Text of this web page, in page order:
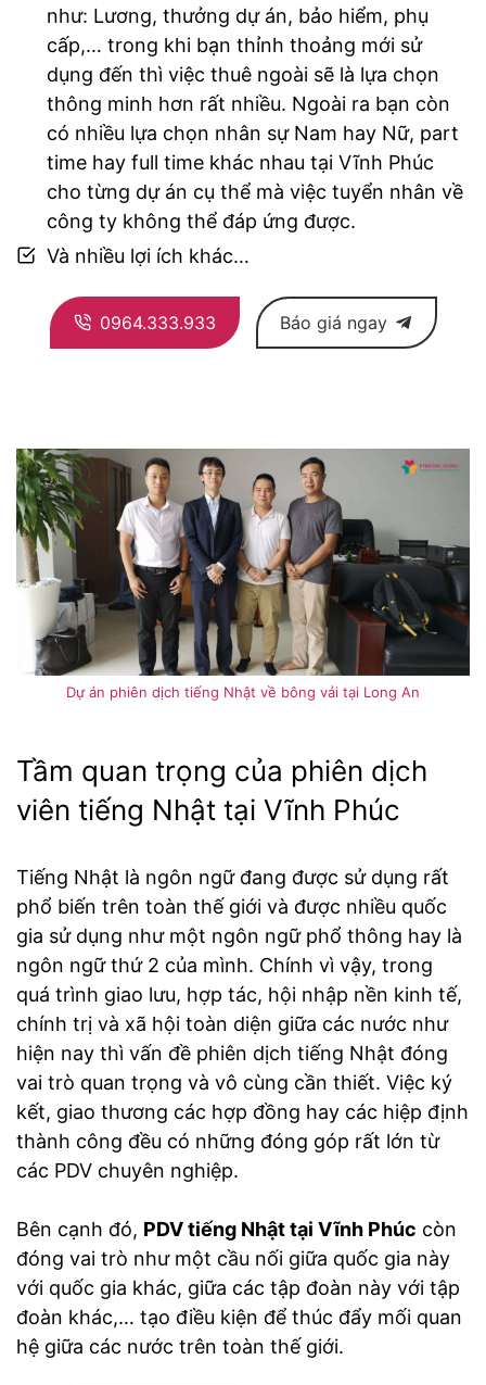
như: Lương, thưởng dự án, bảo hiểm, phụ
cấp,… trong khi bạn thỉnh thoảng mới sử
dụng đến thì việc thuê ngoài sẽ là lựa chọn
thông minh hơn rất nhiều. Ngoài ra bạn còn
có nhiều lựa chọn nhân sự Nam hay Nữ, part
time hay full time khác nhau tại Vĩnh Phúc
cho từng dự án cụ thể mà việc tuyển nhân về
công ty không thể đáp ứng được.
Và nhiều lợi ích khác…
0964.333.933 Báo giá ngay
Dự án phiên dịch tiếng Nhật về bông vải tại Long An
Tầm quan trọng của phiên dịch
viên tiếng Nhật tại Vĩnh Phúc
Tiếng Nhật là ngôn ngữ đang được sử dụng rất
phổ biến trên toàn thế giới và được nhiều quốc
gia sử dụng như một ngôn ngữ phổ thông hay là
ngôn ngữ thứ 2 của mình. Chính vì vậy, trong
quá trình giao lưu, hợp tác, hội nhập nền kinh tế,
chính trị và xã hội toàn diện giữa các nước như
hiện nay thì vấn đề phiên dịch tiếng Nhật đóng
vai trò quan trọng và vô cùng cần thiết. Việc ký
kết, giao thương các hợp đồng hay các hiệp định
thành công đều có những đóng góp rất lớn từ
các PDV chuyên nghiệp.
Bên cạnh đó, PDV tiếng Nhật tại Vĩnh Phúc còn
đóng vai trò như một cầu nối giữa quốc gia này
với quốc gia khác, giữa các tập đoàn này với tập
đoàn khác,… tạo điều kiện để thúc đẩy mối quan
hệ giữa các nước trên toàn thế giới.